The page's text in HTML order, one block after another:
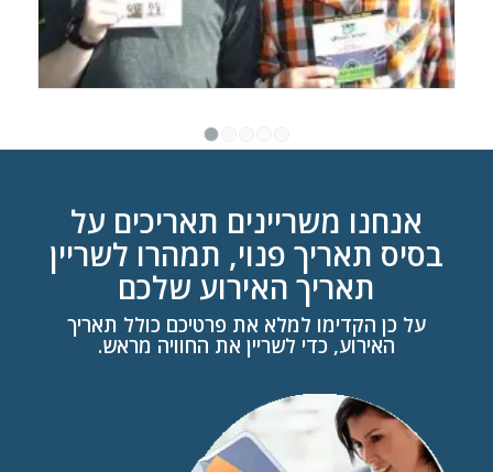
1 2 3 4 5
אנחנו משריינים תאריכים על
בסיס תאריך פנוי, תמהרו לשריין
תאריך האירוע שלכם
על כן הקדימו למלא את פרטיכם כולל תאריך
האירוע, כדי לשריין את החוויה מראש.